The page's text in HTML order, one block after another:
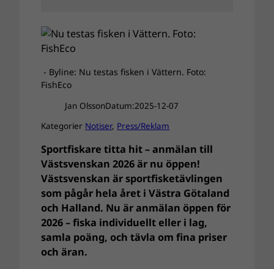
- Byline: Nu testas fisken i Vättern. Foto:
FishEco
Jan OlssonDatum:2025-12-07
Kategorier Notiser, Press/Reklam
Sportfiskare titta hit – anmälan till
Västsvenskan 2026 är nu öppen!
Västsvenskan är sportfisketävlingen
som pågår hela året i Västra Götaland
och Halland. Nu är anmälan öppen för
2026 – fiska individuellt eller i lag,
samla poäng, och tävla om fina priser
och äran.